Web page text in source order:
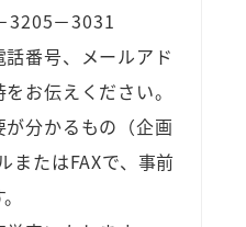
3205－3031
番号、メールアド
お伝えください。
分かるもの（企画
またはFAXで、事前